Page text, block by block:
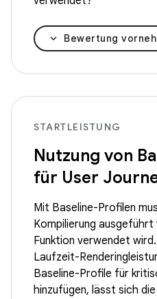
Bewertung
STARTLEISTUNG
Nutzung von
für User
Mit Baseline-Profilen
Kompilierung
Funktion verwendet
Laufzeit-
Baseline-Profile für
hinzufügen, lässt sich